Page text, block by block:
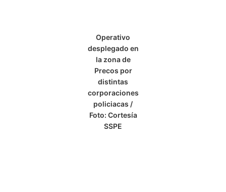
Operativo
desplegado en
la zona de
Precos por
distintas
corporaciones
policiacas /
Foto: Cortesía
SSPE